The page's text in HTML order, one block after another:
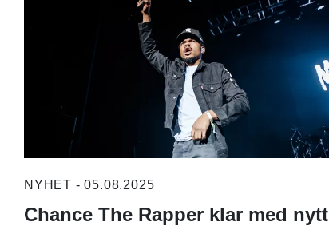
NYHET - 05.08.2025
Chance The Rapper klar med nytt